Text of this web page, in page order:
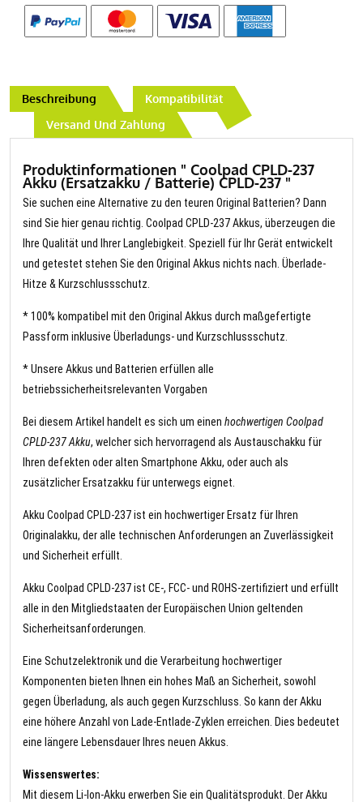
Beschreibung
Kompatibilität
Versand Und Zahlung
Produktinformationen " Coolpad CPLD-237
Akku (Ersatzakku / Batterie) CPLD-237 "
Sie suchen eine Alternative zu den teuren Original Batterien? Dann
sind Sie hier genau richtig. Coolpad CPLD-237 Akkus, überzeugen die
Ihre Qualität und Ihrer Langlebigkeit. Speziell für Ihr Gerät entwickelt
und getestet stehen Sie den Original Akkus nichts nach. Überlade-
Hitze & Kurzschlussschutz.
* 100% kompatibel mit den Original Akkus durch maßgefertigte
Passform inklusive Überladungs- und Kurzschlussschutz.
* Unsere Akkus und Batterien erfüllen alle
betriebssicherheitsrelevanten Vorgaben
Bei diesem Artikel handelt es sich um einen hochwertigen Coolpad
CPLD-237 Akku, welcher sich hervorragend als Austauschakku für
Ihren defekten oder alten Smartphone Akku, oder auch als
zusätzlicher Ersatzakku für unterwegs eignet.
Akku Coolpad CPLD-237 ist ein hochwertiger Ersatz für Ihren
Originalakku, der alle technischen Anforderungen an Zuverlässigkeit
und Sicherheit erfüllt.
Akku Coolpad CPLD-237 ist CE-, FCC- und ROHS-zertifiziert und erfüllt
alle in den Mitgliedstaaten der Europäischen Union geltenden
Sicherheitsanforderungen.
Eine Schutzelektronik und die Verarbeitung hochwertiger
Komponenten bieten Ihnen ein hohes Maß an Sicherheit, sowohl
gegen Überladung, als auch gegen Kurzschluss. So kann der Akku
eine höhere Anzahl von Lade-Entlade-Zyklen erreichen. Dies bedeutet
eine längere Lebensdauer Ihres neuen Akkus.
Wissenswertes:
Mit diesem Li-Ion-Akku erwerben Sie ein Qualitätsprodukt. Der Akku